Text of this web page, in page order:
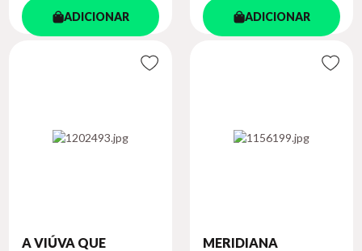
ADICIONAR ADICIONAR
A VIÚVA QUE
MERIDIANA